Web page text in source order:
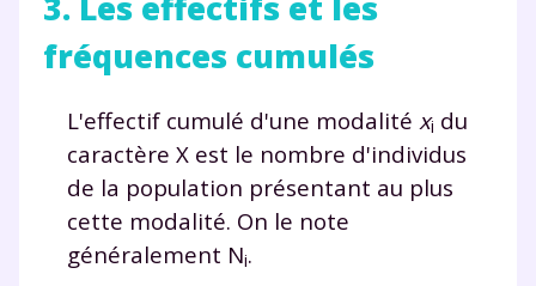
fréquences cumulés
L'effectif cumulé d'une modalité xi du
caractère X est le nombre d'individus
de la population présentant au plus
cette modalité. On le note
généralement Ni.